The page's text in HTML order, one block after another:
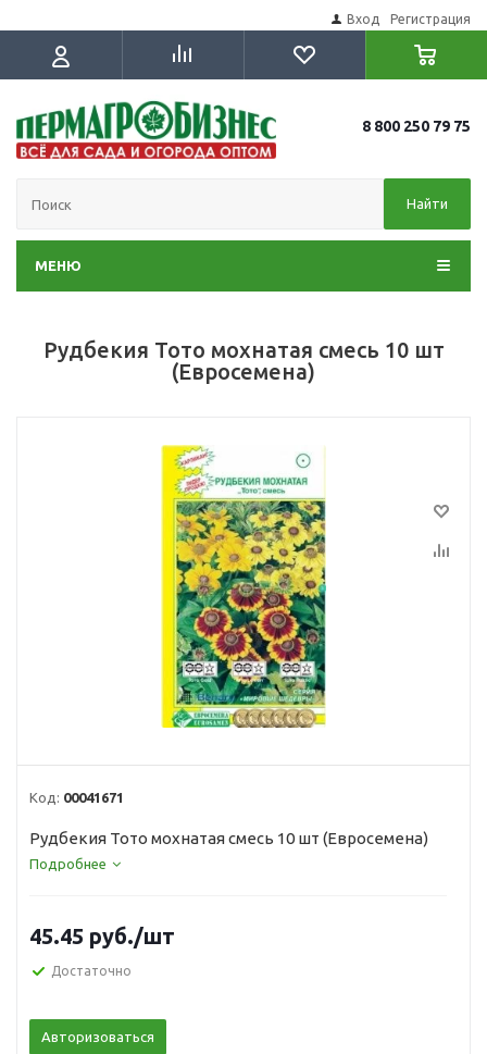
Вход Регистрация
8 800 250 79 75
Найти
МЕНЮ
Рудбекия Тото мохнатая смесь 10 шт
(Евросемена)
Код: 00041671
Рудбекия Тото мохнатая смесь 10 шт (Евросемена)
Подробнее
45.45 руб./шт
Достаточно
Авторизоваться